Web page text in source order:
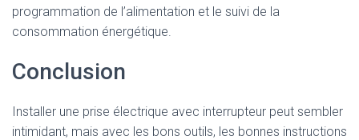
programmation de l’alimentation et le suivi de la
consommation énergétique.
Conclusion
Installer une prise électrique avec interrupteur peut sembler
intimidant, mais avec les bons outils, les bonnes instructions